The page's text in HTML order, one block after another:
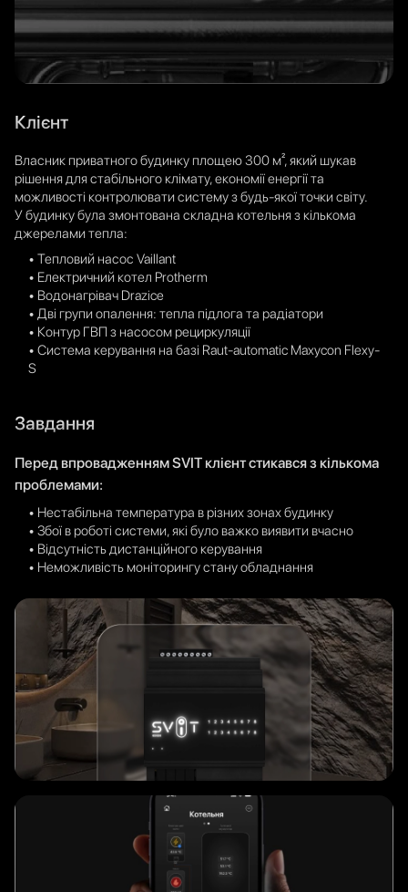
Клієнт
Власник приватного будинку площею 300 м², який шукав
рішення для стабільного клімату, економії енергії та
можливості контролювати систему з будь-якої точки світу.
У будинку була змонтована складна котельня з кількома
джерелами тепла:
• Тепловий насос Vaillant
• Електричний котел Protherm
• Водонагрівач Drazice
• Дві групи опалення: тепла підлога та радіатори
• Контур ГВП з насосом рециркуляції
• Система керування на базі Raut-automatic Maxycon Flexy-
S
Завдання
Перед впровадженням SVIT клієнт стикався з кількома
проблемами:
• Нестабільна температура в різних зонах будинку
• Збої в роботі системи, які було важко виявити вчасно
• Відсутність дистанційного керування
• Неможливість моніторингу стану обладнання